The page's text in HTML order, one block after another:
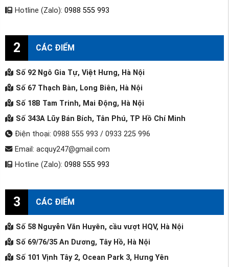
Hotline (Zalo): 0988 555 993
2 CÁC ĐIỂM
Số 92 Ngô Gia Tự, Việt Hưng, Hà Nội
Số 67 Thạch Bàn, Long Biên, Hà Nội
Số 18B Tam Trinh, Mai Động, Hà Nội
Số 343A Lũy Bán Bích, Tân Phú, TP Hồ Chí Minh
Điện thoại: 0988 555 993 / 0933 225 996
Email: acquy247@gmail.com
Hotline (Zalo): 0988 555 993
3 CÁC ĐIỂM
Số 58 Nguyễn Văn Huyên, cầu vượt HQV, Hà Nội
Số 69/76/35 An Dương, Tây Hồ, Hà Nội
Số 101 Vịnh Tây 2, Ocean Park 3, Hưng Yên